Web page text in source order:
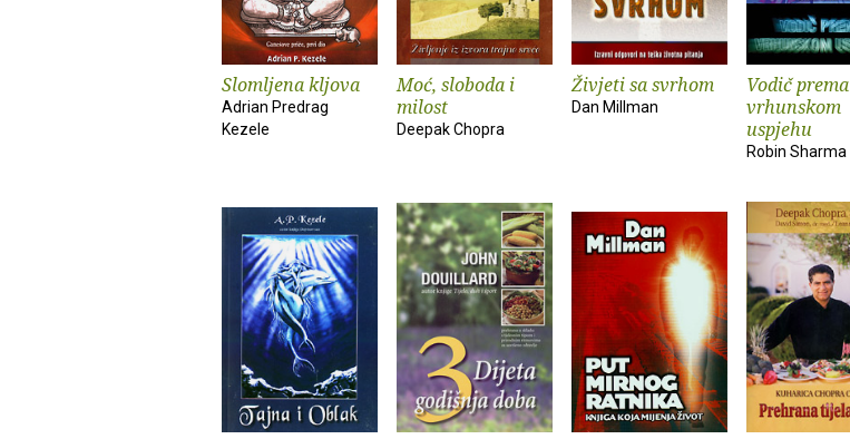
Slomljena kljova
Adrian Predrag
Kezele
Moć, sloboda i
milost
Deepak Chopra
Živjeti sa svrhom
Dan Millman
Vodič prema
vrhunskom
uspjehu
Robin Sharma